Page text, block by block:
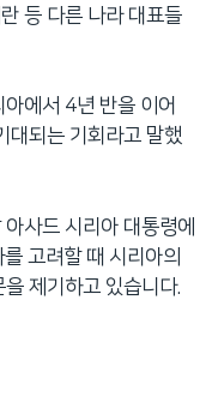
등 다른 나라 대표들
에서 4년 반을 이어
대되는 기회라고 말했
사드 시리아 대통령에
고려할 때 시리아의
제기하고 있습니다.